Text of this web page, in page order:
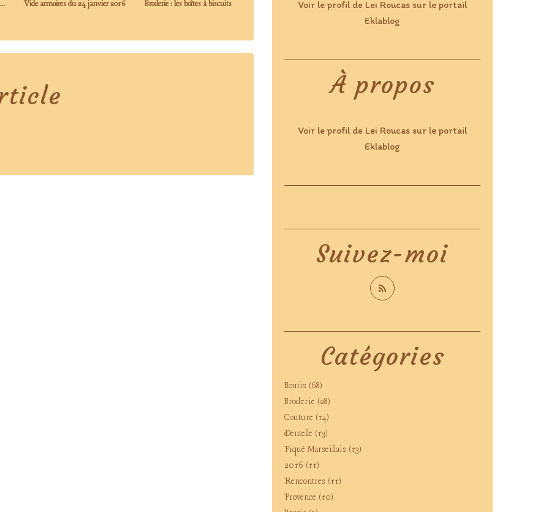
Vide armoires du 24 janvier 2016 Broderie : les boîtes à biscuits
Catégories
Boutis (68)
Broderie (28)
Couture (14)
Dentelle (13)
Piqué Marseillais (13)
2016 (11)
Rencontres (11)
Provence (10)
Voir le profil de Lei Roucassur le portail
Eklablog
Suivez-moi
À propos
Voir le profil de Lei Roucassur le portail
Eklablog